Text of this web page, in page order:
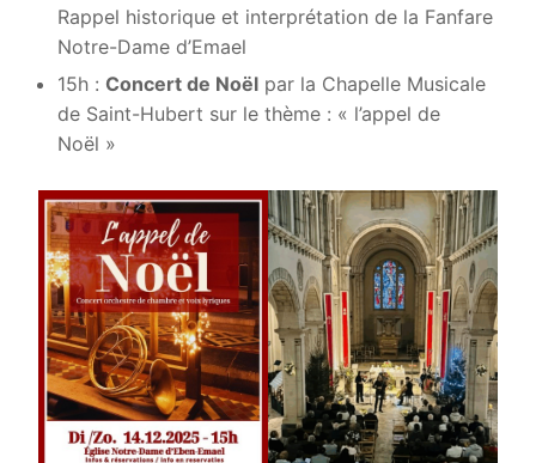
Rappel historique et interprétation de la Fanfare
Notre-Dame d’Emael
15h : Concert de Noël par la Chapelle Musicale
de Saint-Hubert sur le thème : « l’appel de
Noël »